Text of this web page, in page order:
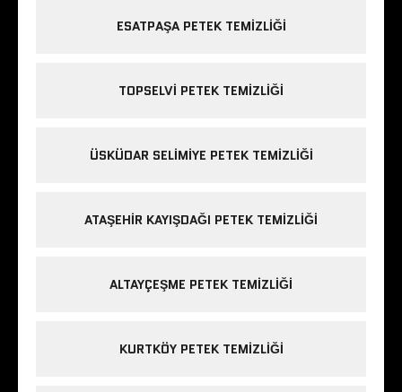
ESATPAŞA PETEK TEMIZLIĞI
TOPSELVI PETEK TEMIZLIĞI
ÜSKÜDAR SELIMIYE PETEK TEMIZLIĞI
ATAŞEHIR KAYIŞDAĞI PETEK TEMIZLIĞI
ALTAYÇEŞME PETEK TEMIZLIĞI
KURTKÖY PETEK TEMIZLIĞI